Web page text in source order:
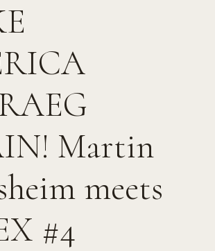
Martin
meets
#4